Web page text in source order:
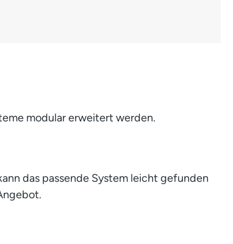
modular erweitert werden.
das passende System leicht gefunden